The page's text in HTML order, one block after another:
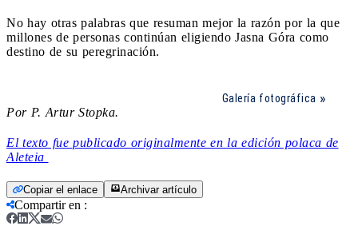
No hay otras palabras que resuman mejor la razón por la que
millones de personas continúan eligiendo Jasna Góra como
destino de su peregrinación.
Galería fotográfica
Por P. Artur Stopka.
El texto fue publicado originalmente en la edición polaca de
Aleteia
Copiar el enlace Archivar artículo
Compartir en :